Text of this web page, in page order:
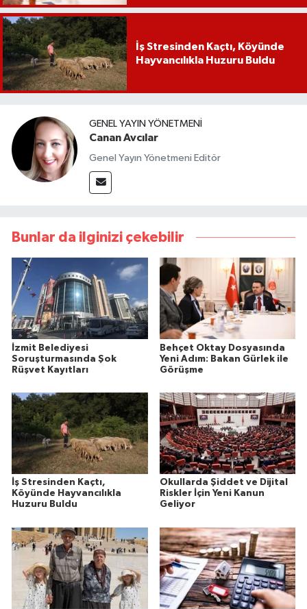
İş Stresinden Kaçtı, Köyünde
Hayvancılıkla Huzuru Buldu
GENEL YAYIN YÖNETMENI
Canan Avcılar
Genel Yayın Yönetmeni Editör
Bunlar da ilginizi çekebilir
İzmit Belediyesi
Soruşturmasında Şok
Rüşvet Kayıtları
Behçet Oktay Dosyasında
Yeni Adım: Bakan Gürlek ile
Görüşme
İş Stresinden Kaçtı,
Köyünde Hayvancılıkla
Huzuru Buldu
Okullarda Şiddet ve Dijital
Riskler İçin Yeni Kanun
Geliyor